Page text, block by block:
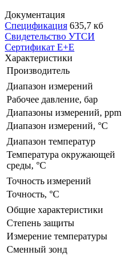
Документация
Спецификация 635,7 кб
Свидетельство УТСИ
Сертификат E+E
Характеристики
Производитель
Диапазон измерений
Рабочее давление, бар
Диапазоны измерений, ppm
Диапазон измерений, °С
Диапазон температур
Температура окружающей
среды, °С
Точность измерений
Точность, °С
Общие характеристики
Степень защиты
Измерение температуры
Сменный зонд